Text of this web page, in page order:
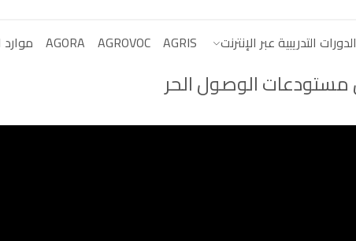
الدورات التدريبية عبر الإنترنت AGRIS
AGROVOC
AGORA موارد